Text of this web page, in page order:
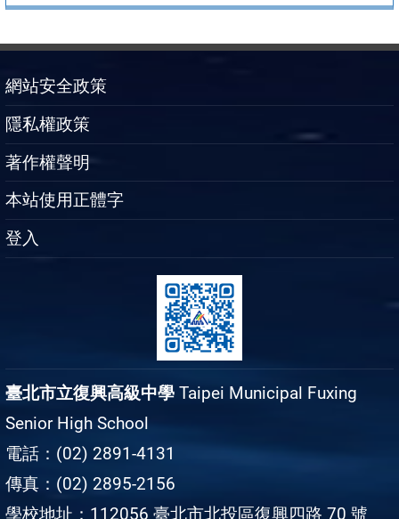
網站安全政策
隱私權政策
著作權聲明
本站使用正體字
登入
臺北市立復興高級中學 Taipei Municipal Fuxing
Senior High School
電話：(02) 2891-4131
傳真：(02) 2895-2156
學校地址：112056 臺北市北投區復興四路 70 號